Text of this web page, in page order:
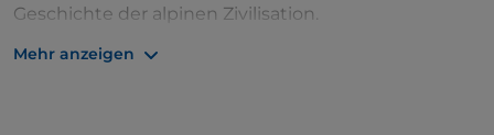
Geschichte der alpinen Zivilisation.
Die Sammlung, die aus der Schenkung von Gianluigi
Mehr anzeigen